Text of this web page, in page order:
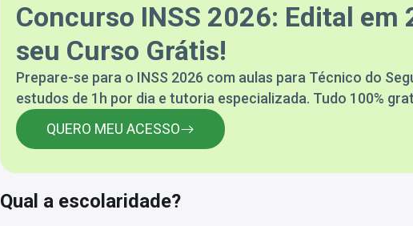
Concurso INSS 2026: Edital em
seu Curso Grátis!
Prepare-se para o INSS 2026 com aulas para Técnico do
estudos de 1h por dia e tutoria especializada. Tudo 100%
QUERO MEU ACESSO
Qual a escolaridade?